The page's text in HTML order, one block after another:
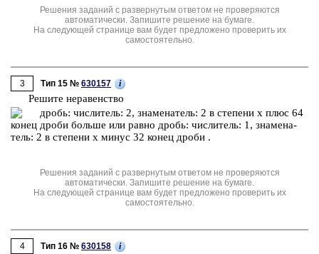
Решения заданий с развернутым ответом не проверяются
автоматически. Запишите решение на бумаге.
На следующей странице вам будет предложено проверить их
самостоятельно.
3 Тип 15 № 630157 i
Ре­ши­те не­ра­вен­ство
Решения заданий с развернутым ответом не проверяются
автоматически. Запишите решение на бумаге.
На следующей странице вам будет предложено проверить их
самостоятельно.
4 Тип 16 № 630158 i